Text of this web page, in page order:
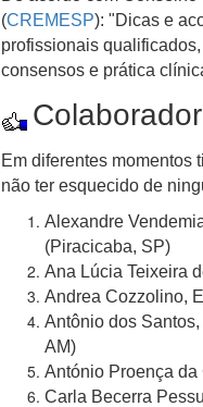
(CREMESP): "Dicas e
profissionais
consensos e prática
Em diferentes momentos
não ter esquecido de
Alexandre
(Piracicaba, SP)
Ana Lúcia Teixeira
Andrea Cozzolino,
Antônio dos
AM)
António Proença da
Carla Becerra